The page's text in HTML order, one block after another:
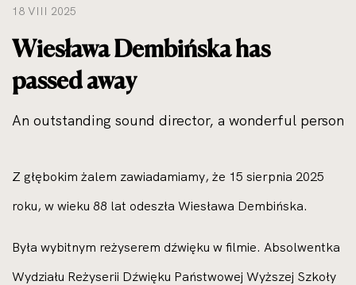
18 VIII 2025
Wiesława Dembińska has
passed away
An outstanding sound director, a wonderful person
Z głębokim żalem zawiadamiamy, że 15 sierpnia 2025
roku, w wieku 88 lat odeszła Wiesława Dembińska.
Była wybitnym reżyserem dźwięku w filmie. Absolwentka
Wydziału Reżyserii Dźwięku Państwowej Wyższej Szkoły